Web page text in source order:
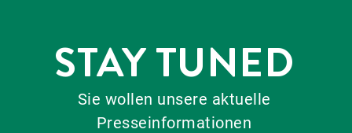
STAY TUNED
Sie wollen unsere aktuelle
Presseinformationen